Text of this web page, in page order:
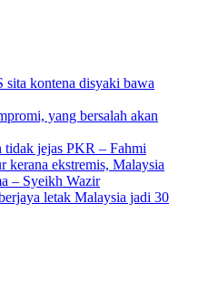
kontena disyaki bawa
yang bersalah akan
tidak jejas PKR – Fahmi
kerana ekstremis, Malaysia
– Syeikh Wazir
letak Malaysia jadi 30